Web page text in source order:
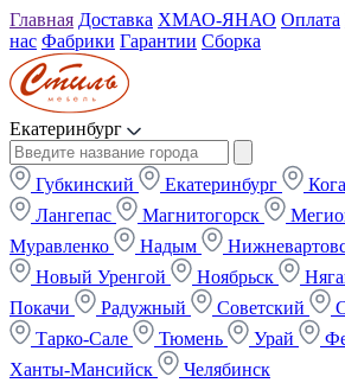
Главная Доставка ХМАО-ЯНАО Оплата
нас Фабрики Гарантии Сборка
Екатеринбург
Губкинский Екатеринбург
Лангепас
Магнитогорск
Муравленко
Надым
Новый Уренгой
Ноябрьск
Покачи
Радужный Советский
Тарко-Сале
Тюмень Урай
Ханты-Мансийск
Челябинск